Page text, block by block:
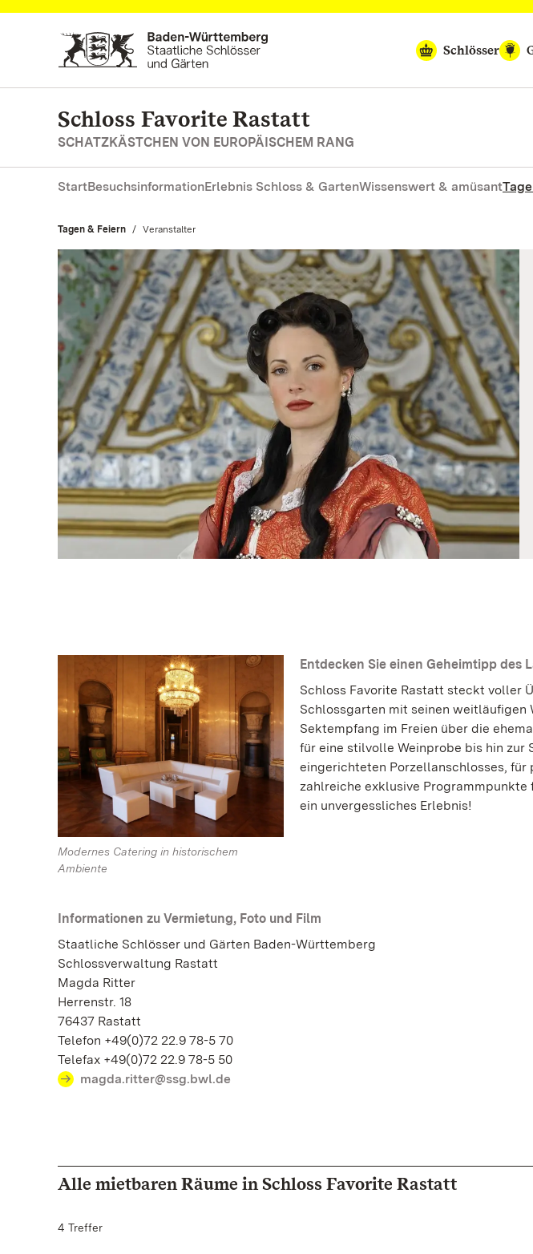
Zum Hauptinhalt springen
Schlösser
Schloss Favorite Rastatt
SCHATZKÄSTCHEN VON EUROPÄISCHEM RANG
StartBesuchsinformationErlebnis Schloss & GartenWissenswert & amüsant
Tagen & Feiern Aktuell:
Veranstalter
Modernes Catering in historischem
Ambiente
Entdecken Sie einen Geheimtipp des
Schloss Favorite Rastatt steckt voller
Schlossgarten mit seinen weitläufigen
Sektempfang im Freien über die
für eine stilvolle Weinprobe bis hin zur
eingerichteten Porzellanschlosses, für
zahlreiche exklusive Programmpunkte
ein unvergessliches Erlebnis!
Informationen zu Vermietung, Foto und Film
Staatliche Schlösser und Gärten Baden-Württemberg
Schlossverwaltung Rastatt
Magda Ritter
Herrenstr. 18
76437 Rastatt
Telefon +49(0)72 22.9 78-5 70
Telefax +49(0)72 22.9 78-5 50
magda.ritter@ssg.bwl.de
Alle mietbaren Räume in Schloss Favorite Rastatt
4 Treffer